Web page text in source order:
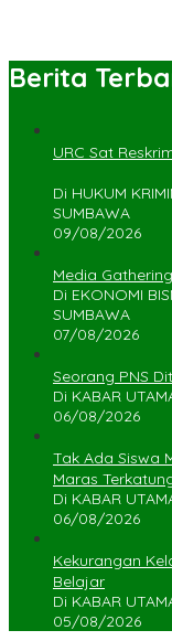
Berita
URC Sat
Di HUKUM
SUMBAWA
09/08/2026
Media
Di EKONOMI
SUMBAWA
07/08/2026
Seorang PNS
Di KABAR
06/08/2026
Tak Ada Siswa
Maras
Di KABAR
06/08/2026
Kekurangan
Belajar
Di KABAR
05/08/2026